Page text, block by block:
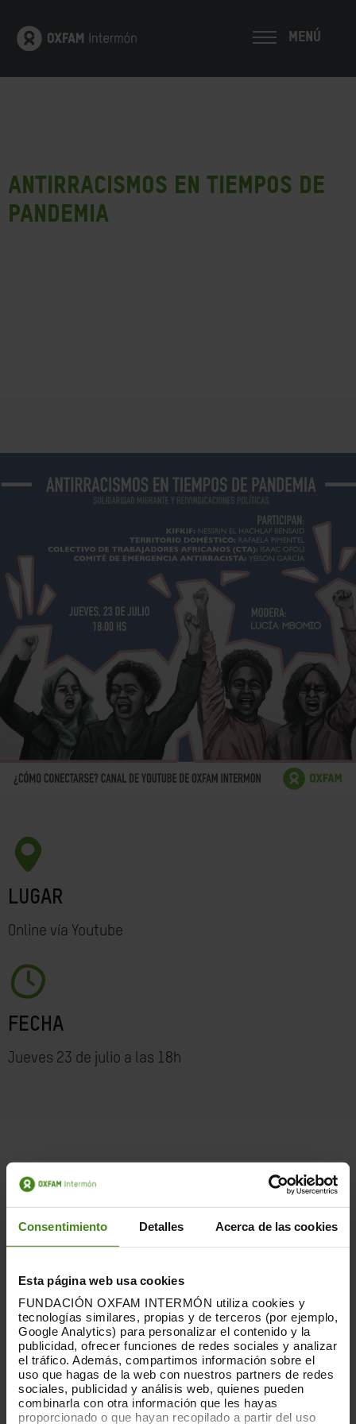
Consentimiento Detalles Acerca de las cookies
Esta página web usa cookies
FUNDACIÓN OXFAM INTERMÓN utiliza cookies y
tecnologías similares, propias y de terceros (por ejemplo,
Google Analytics) para personalizar el contenido y la
publicidad, ofrecer funciones de redes sociales y analizar
el tráfico. Además, compartimos información sobre el
uso que hagas de la web con nuestros partners de redes
sociales, publicidad y análisis web, quienes pueden
combinarla con otra información que les hayas
proporcionado o que hayan recopilado a partir del uso
MENÚ
Antirracismos en tiempos de
pandemia
LUGAR
Online vía Youtube
FECHA
Jueves 23 de julio a las 18h
Solidaridad migrante y reivindicaciones políticas
Ante la crisis provocada por la covid-19,el Gobierno
Central está tomando medidas para “no dejar a
antirracistas se están autoorganizando para apoyar
a las compañeras que viven en situación de
vulnerabilidad, y que en este contexto han visto
agravada su situación. Sin embargo, las
instituciones no pueden olvidarse de las personas
migradas que están en nuestro país, sea cual sea su
situación administrativa. Es una cuestión de justicia
social.